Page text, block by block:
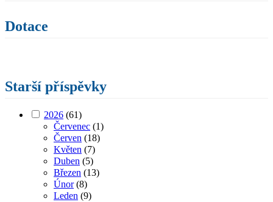
Dotace
Starší příspěvky
2026 (61)
Červenec (1)
Červen (18)
Květen (7)
Duben (5)
Březen (13)
Únor(8)
Leden (9)